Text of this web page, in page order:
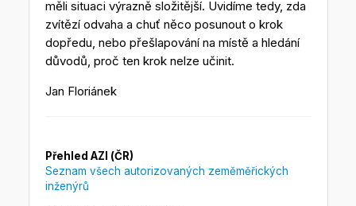
měli situaci výrazně složitější. Uvidíme tedy, zda
zvítězí odvaha a chuť něco posunout o krok
dopředu, nebo přešlapování na místě a hledání
důvodů, proč ten krok nelze učinit.
Jan Floriánek
Přehled AZI (ČR)
Seznam všech autorizovaných zeměměřických
inženýrů